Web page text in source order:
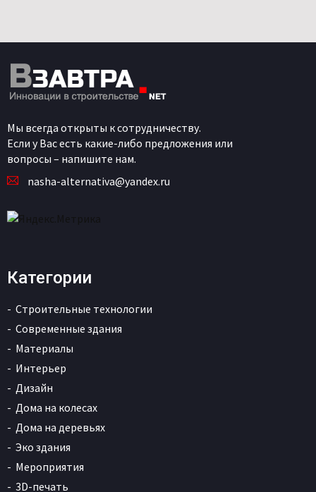
Мы всегда открыты к сотрудничеству.
Если у Вас есть какие-либо предложения или
вопросы – напишите нам.
nasha-alternativa@yandex.ru
Категории
Строительные технологии
Современные здания
Материалы
Интерьер
Дизайн
Дома на колесах
Дома на деревьях
Эко здания
Мероприятия
3D-печать